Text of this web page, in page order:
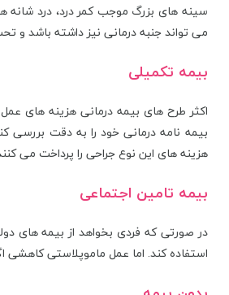
سینه های بزرگ موجب کمر درد، درد شانه
می تواند جنبه درمانی نیز داشته باشد و
بیمه تکمیلی
اکثر طرح های بیمه درمانی هزینه های
بیمه نامه درمانی خود را به دقت
هزینه های این نوع جراحی را پرداخت می
بیمه تامین اجتماعی
در صورتی که فردی بخواهد از بیمه های
استفاده کند. اما عمل ماموپلاستی